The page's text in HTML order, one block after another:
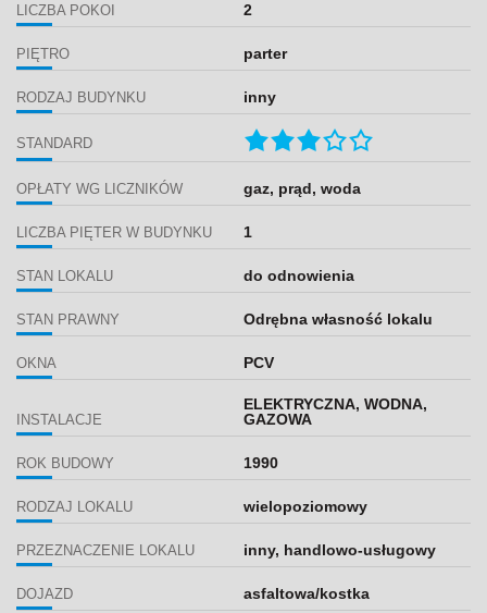
LICZBA POKOI 2
PIĘTRO parter
RODZAJ BUDYNKU inny
STANDARD
OPŁATY WG LICZNIKÓW gaz, prąd, woda
LICZBA PIĘTER W BUDYNKU 1
STAN LOKALU do odnowienia
STAN PRAWNY Odrębna własność lokalu
OKNA PCV
INSTALACJE
ELEKTRYCZNA, WODNA,
GAZOWA
ROK BUDOWY 1990
RODZAJ LOKALU wielopoziomowy
PRZEZNACZENIE LOKALU inny, handlowo-usługowy
DOJAZD asfaltowa/kostka